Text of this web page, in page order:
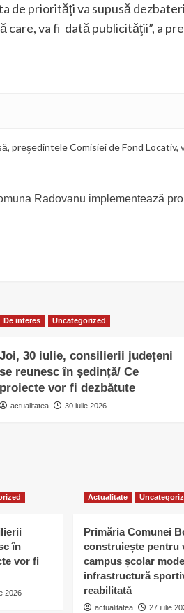
de priorităţi va supusă
care, va fi dată publicităţii”, a
,preşedintele Comisiei de Fond Locativ,
Radovanu implementează
De interes Uncategorized
Joi, 30 iulie, consilierii județeni
se reunesc în ședință/ Ce
proiecte vor fi dezbătute
actualitatea 30 iulie 2026
în
vor fi
2026
Actualitate
Primăria Comunei
construiește pentru
campus școlar
infrastructură
reabilitată
actualitatea 27 iulie